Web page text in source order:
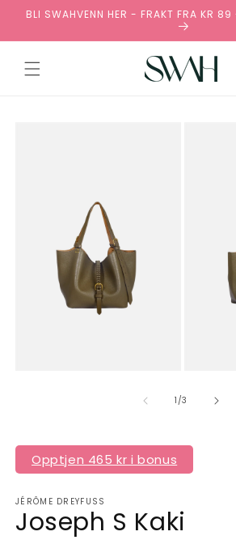
videre til
BLI SWAHVENN HER - FRAKT FRA KR
1/av
3
Opptjen 465 kr i bonus
JÉRÔME DREYFUSS
Joseph S Kaki